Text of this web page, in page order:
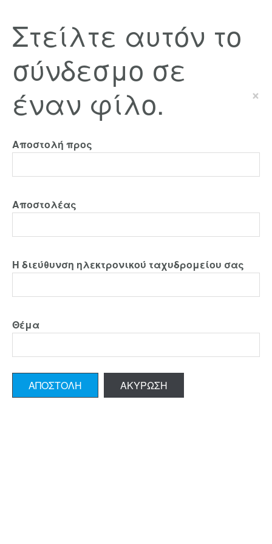
Στείλτε αυτόν το
σύνδεσμο σε
έναν φίλο.
×
Αποστολή προς
Αποστολέας
Η διεύθυνση ηλεκτρονικού ταχυδρομείου σας
Θέμα
ΑΠΟΣΤΟΛΉ ΑΚΎΡΩΣΗ